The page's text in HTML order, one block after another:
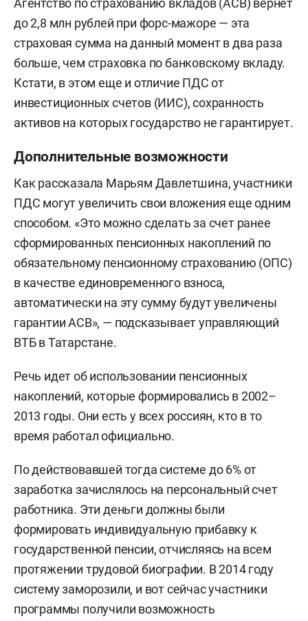
Агентство по страхованию вкладов (АСВ) вернет
до 2,8 млн рублей при форс-мажоре — эта
страховая сумма на данный момент в два раза
больше, чем страховка по банковскому вкладу.
Кстати, в этом еще и отличие ПДС от
инвестиционных счетов (ИИС), сохранность
активов на которых государство не гарантирует.
Дополнительные возможности
Как рассказала Марьям Давлетшина, участники
ПДС могут увеличить свои вложения еще одним
способом. «Это можно сделать за счет ранее
сформированных пенсионных накоплений по
обязательному пенсионному страхованию (ОПС)
в качестве единовременного взноса,
автоматически на эту сумму будут увеличены
гарантии АСВ», — подсказывает управляющий
ВТБ в Татарстане.
Речь идет об использовании пенсионных
накоплений, которые формировались в 2002–
2013 годы. Они есть у всех россиян, кто в то
время работал официально.
По действовавшей тогда системе до 6% от
заработка зачислялось на персональный счет
работника. Эти деньги должны были
формировать индивидуальную прибавку к
государственной пенсии, отчисляясь на всем
протяжении трудовой биографии. В 2014 году
систему заморозили, и вот сейчас участники
программы получили возможность